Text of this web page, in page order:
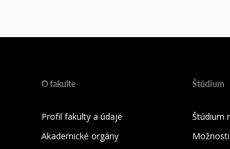
O fakulte
Profil fakulty a údaje
Akademické orgány
Štúdium
Štúdium